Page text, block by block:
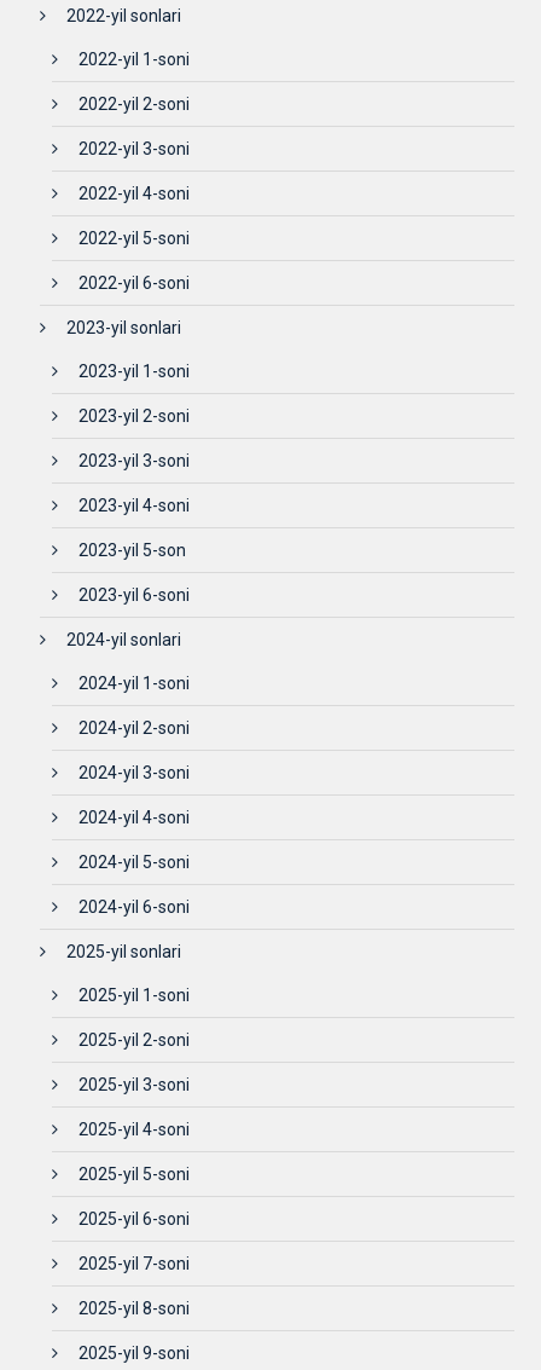
2022-yil sonlari
2022-yil 1-soni
2022-yil 2-soni
2022-yil 3-soni
2022-yil 4-soni
2022-yil 5-soni
2022-yil 6-soni
2023-yil sonlari
2023-yil 1-soni
2023-yil 2-soni
2023-yil 3-soni
2023-yil 4-soni
2023-yil 5-son
2023-yil 6-soni
2024-yil sonlari
2024-yil 1-soni
2024-yil 2-soni
2024-yil 3-soni
2024-yil 4-soni
2024-yil 5-soni
2024-yil 6-soni
2025-yil sonlari
2025-yil 1-soni
2025-yil 2-soni
2025-yil 3-soni
2025-yil 4-soni
2025-yil 5-soni
2025-yil 6-soni
2025-yil 7-soni
2025-yil 8-soni
2025-yil 9-soni